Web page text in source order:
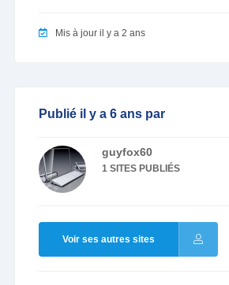
Mis à jour il y a 2 ans
Publié il y a 6 ans par
guyfox60
1 SITES PUBLIÉS
Voir ses autres sites